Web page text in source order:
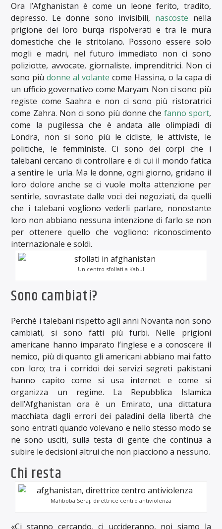
Ora l’Afghanistan è come un leone ferito, tradito,
depresso. Le donne sono invisibili, nascoste nella
prigione dei loro burqa rispolverati e tra le mura
domestiche che le stritolano. Possono essere solo
mogli e madri, nel futuro immediato non ci sono
poliziotte, avvocate, giornaliste, imprenditrici. Non ci
sono piùdonne al volante come Hassina, o la capa di
un ufficio governativo come Maryam. Non ci sono più
registe come Saahra e non ci sono più ristoratrici
come Zahra. Non ci sono più donne che fanno sport,
come la pugilessa che è andata alle olimpiadi di
Londra, non si sono più le cicliste, le attiviste, le
politiche, le femministe. Ci sono dei corpi che i
talebani cercano di controllare e di cui il mondo fatica
a sentire le urla. Ma le donne, ogni giorno, gridano il
loro dolore anche se ci vuole molta attenzione per
sentirle, sovrastate dalle voci dei negoziati, da quelli
che i talebani vogliono vederli parlare, nonostante
loro non abbiano nessuna intenzione di farlo se non
per ottenere quello che vogliono: riconoscimento
internazionale e soldi.
Un centro sfollati a Kabul
Sono cambiati?
Perché i talebani rispetto agli anni Novanta non sono
cambiati, si sono fatti più furbi. Nelle prigioni
americane hanno imparato l’inglese e a conoscere il
nemico, più di quanto gli americani abbiano mai fatto
con loro; tra i corridoi dei servizi segreti pakistani
hanno capito come si usa internet e come si
organizza un regime. La Repubblica Islamica
dell’Afghanistan ora è un Emirato, una dittatura
macchiata dagli errori dei paladini della libertà che
sono entrati quando volevano e nello stesso modo se
ne sono usciti, sulla testa di gente che continua a
subire le decisioni altrui che non piacciono a nessuno.
Chi resta
Mahboba Seraj, direttrice centro antiviolenza
«Ci stanno cercando, ci uccideranno, noi siamo la